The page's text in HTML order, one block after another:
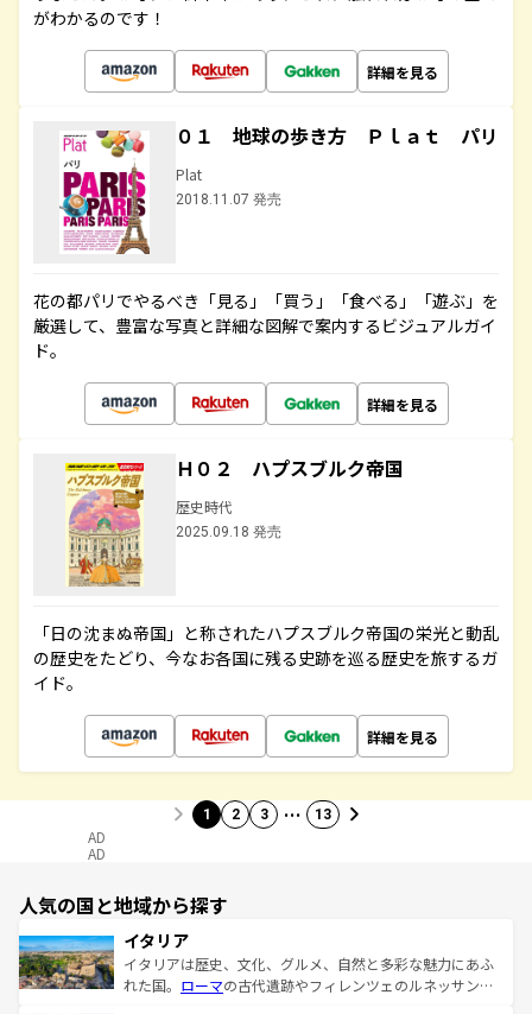
がわかるのです！
詳細を見る
０１ 地球の歩き方 Ｐｌａｔ パリ
Plat
2018.11.07 発売
花の都パリでやるべき「見る」「買う」「食べる」「遊ぶ」を
厳選して、豊富な写真と詳細な図解で案内するビジュアルガイ
ド。
詳細を見る
Ｈ０２ ハプスブルク帝国
歴史時代
2025.09.18 発売
「日の沈まぬ帝国」と称されたハプスブルク帝国の栄光と動乱
の歴史をたどり、今なお各国に残る史跡を巡る歴史を旅するガ
イド。
詳細を見る
1 2 3 … 13
AD
AD
人気の国と地域から探す
イタリア
イタリアは歴史、文化、グルメ、自然と多彩な魅力にあふ
れた国。 ローマの古代遺跡やフィレンツェのルネッサンス